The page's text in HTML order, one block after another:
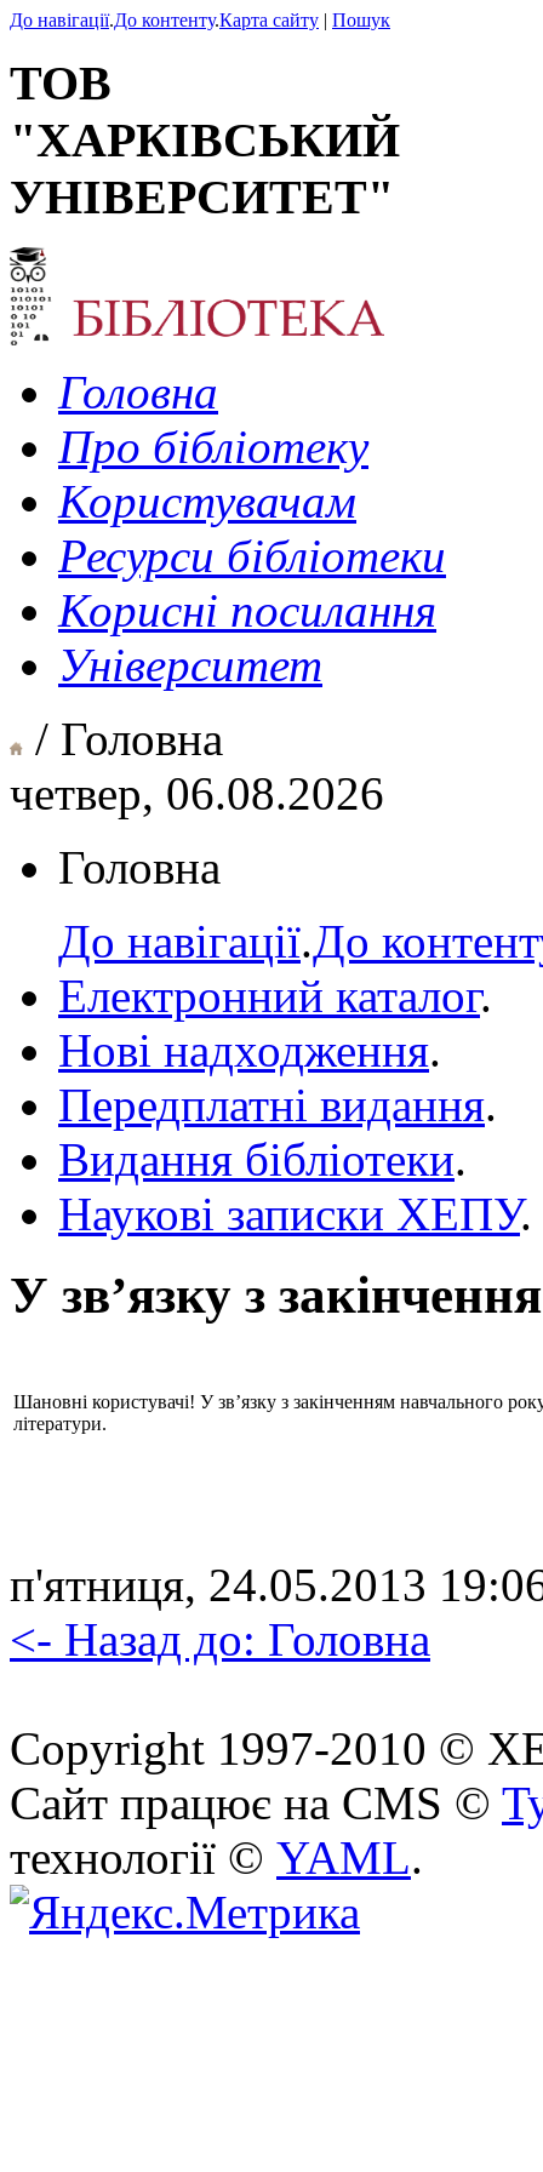
До навігації.До контенту.Карта сайту | Пошук
ТОВ
"ХАРКІВСЬКИЙ
УНІВЕРСИТЕТ"
Головна
Про бібліотеку
Користувачам
Ресурси бібліотеки
Корисні посилання
Університет
/ Головна
четвер, 06.08.2026
Головна
До навігації.До
Електронний каталог.
Нові надходження.
Передплатні видання.
Видання бібліотеки.
Наукові записки ХЕПУ.
У зв’язку з
Шановні користувачі! У зв’язку з закінченням навчального
літератури.
п'ятниця, 24.05.2013
<- Назад до: Головна
Copyright 1997-2010 ©
Сайт працює на CMS ©
технології © YAML.